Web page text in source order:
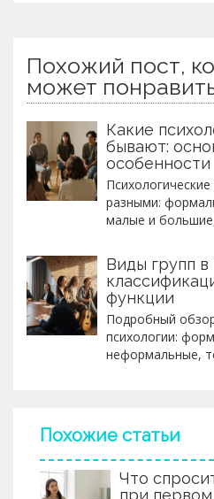
Похожий пост,
может
Какие
бывают:
особенности
разными:
малые и
помогает лучше
находить
вокруг себя.
Виды групп в
функции
Подробный
психологии:
неформальные,
Похожие статьи
Что
при первом